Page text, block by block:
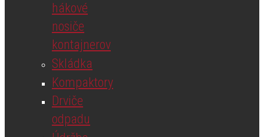
hákové
nosiče
kontajnerov
Skládka
Kompaktory
Drviče
odpadu